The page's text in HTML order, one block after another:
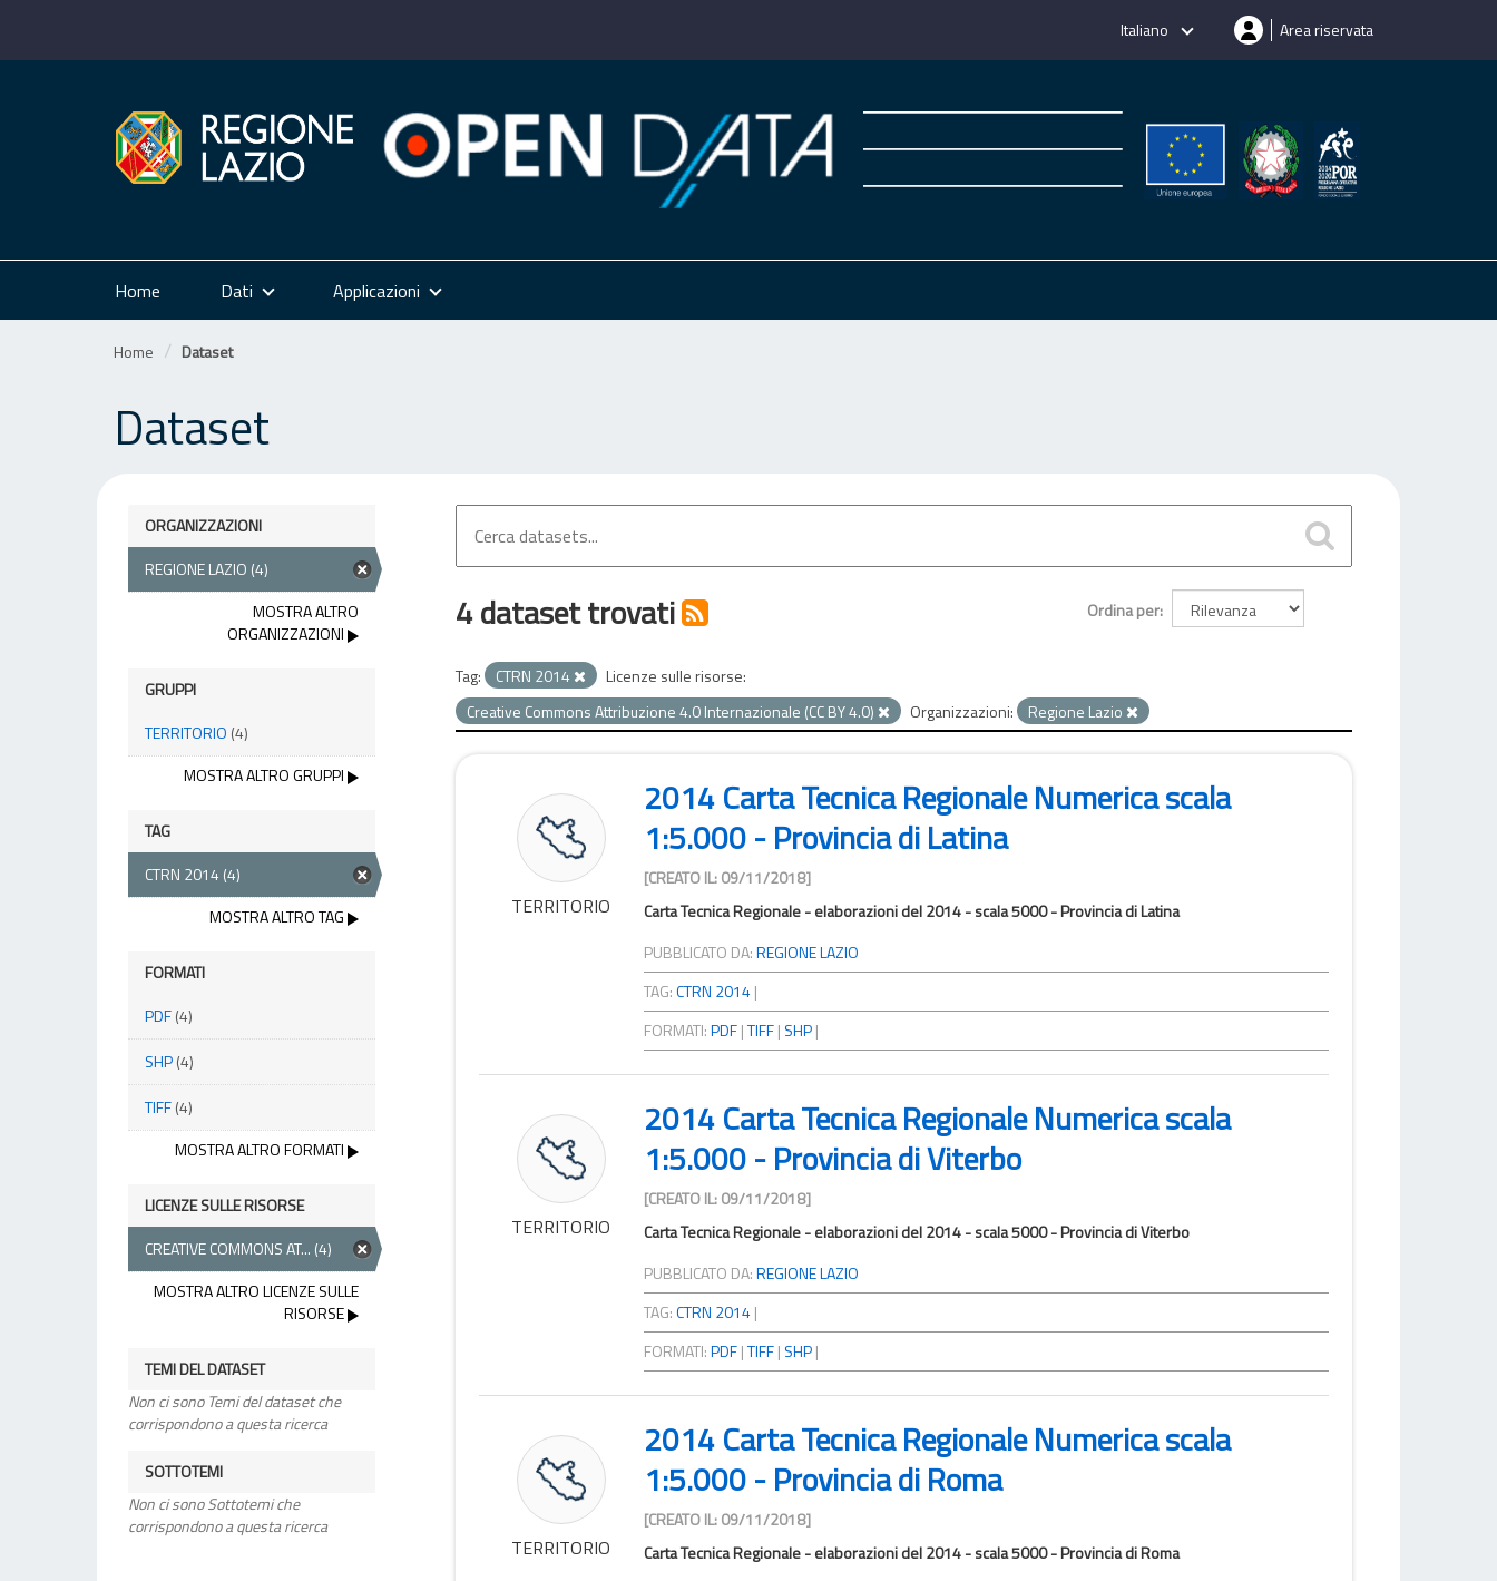
Italiano Area riservata
Home Dati Applicazioni
Home Dataset
Dataset
ORGANIZZAZIONI
REGIONE LAZIO (4)
MOSTRA ALTRO
ORGANIZZAZIONI
GRUPPI
TERRITORIO (4)
MOSTRA ALTRO GRUPPI
TAG
CTRN 2014 (4)
MOSTRA ALTRO TAG
FORMATI
PDF(4)
SHP(4)
TIFF(4)
MOSTRA ALTRO FORMATI
LICENZE SULLE RISORSE
CREATIVE COMMONS AT... (4)
MOSTRA ALTRO LICENZE SULLE
RISORSE
TEMI DEL DATASET
Non ci sono Temi del dataset che
corrispondono a questa ricerca
SOTTOTEMI
Non ci sono Sottotemi che
corrispondono a questa ricerca
Ordina per
4 dataset trovati
Tag: CTRN 2014
Licenze sulle risorse:
Creative Commons Attribuzione 4.0 Internazionale (CC BY 4.0)
Organizzazioni: Regione Lazio
TERRITORIO
2014 Carta Tecnica Regionale Numerica scala
1:5.000 - Provincia di Latina
[CREATO IL: 09/11/2018]
Carta Tecnica Regionale - elaborazioni del 2014 - scala 5000 - Provincia di Latina
PUBBLICATO DA:REGIONE LAZIO
TAG:CTRN 2014 |
FORMATI:PDF |TIFF | SHP |
TERRITORIO
2014 Carta Tecnica Regionale Numerica scala
1:5.000 - Provincia di Viterbo
[CREATO IL: 09/11/2018]
Carta Tecnica Regionale - elaborazioni del 2014 - scala 5000 - Provincia di Viterbo
PUBBLICATO DA:REGIONE LAZIO
TAG:CTRN 2014 |
FORMATI:PDF |TIFF | SHP |
TERRITORIO
2014 Carta Tecnica Regionale Numerica scala
1:5.000 - Provincia di Roma
[CREATO IL: 09/11/2018]
Carta Tecnica Regionale - elaborazioni del 2014 - scala 5000 - Provincia di Roma